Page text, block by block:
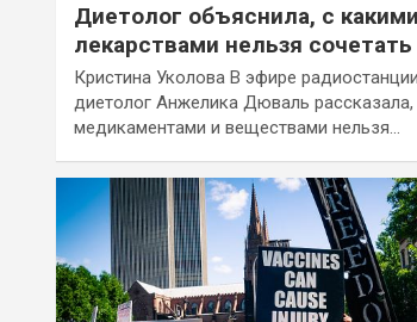
Диетолог объяснила, с какими
лекарствами нельзя
Кристина Уколова В эфире
диетолог Анжелика Дюваль рассказала,
медикаментами и веществами нельзя…